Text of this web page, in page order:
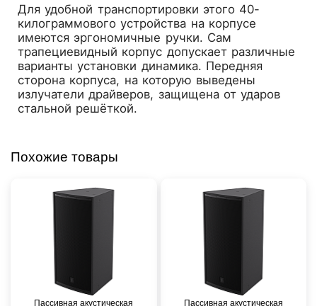
Для удобной транспортировки этого 40-
килограммового устройства на корпусе
имеются эргономичные ручки. Сам
трапециевидный корпус допускает различные
варианты установки динамика. Передняя
сторона корпуса, на которую выведены
излучатели драйверов, защищена от ударов
стальной решёткой.
Похожие товары
Пассивная акустическая Пассивная акустическая